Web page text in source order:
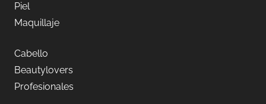
Piel
Maquillaje
Cabello
Beautylovers
Profesionales